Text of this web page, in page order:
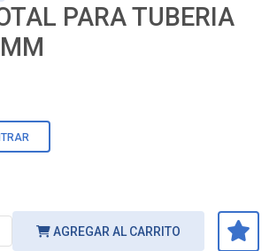
PARA TUBERIA
AGREGAR AL CARRITO